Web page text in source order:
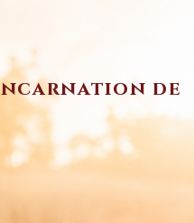
de